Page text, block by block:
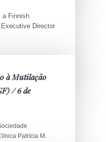
a Finnish
Director
à Mutilação
/ 6 de
Patrícia M.